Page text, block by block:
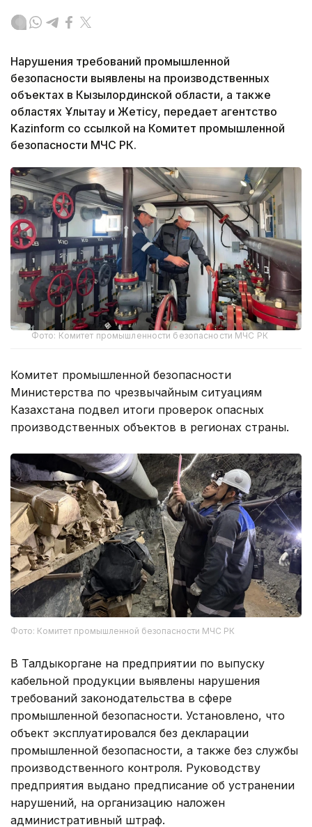
Нарушения требований промышленной
безопасности выявлены на производственных
объектах в Кызылординской области, а также
областях Ұлытау и Жетісу, передает агентство
Kazinform со ссылкой на Комитет промышленной
безопасности МЧС РК.
Фото: Комитет промышленности безопасности МЧС РК
Комитет промышленной безопасности
Министерства по чрезвычайным ситуациям
Казахстана подвел итоги проверок опасных
производственных объектов в регионах страны.
Фото: Комитет промышленной безопасности МЧС РК
В Талдыкоргане на предприятии по выпуску
кабельной продукции выявлены нарушения
требований законодательства в сфере
промышленной безопасности. Установлено, что
объект эксплуатировался без декларации
промышленной безопасности, а также без службы
производственного контроля. Руководству
предприятия выдано предписание об устранении
нарушений, на организацию наложен
административный штраф.